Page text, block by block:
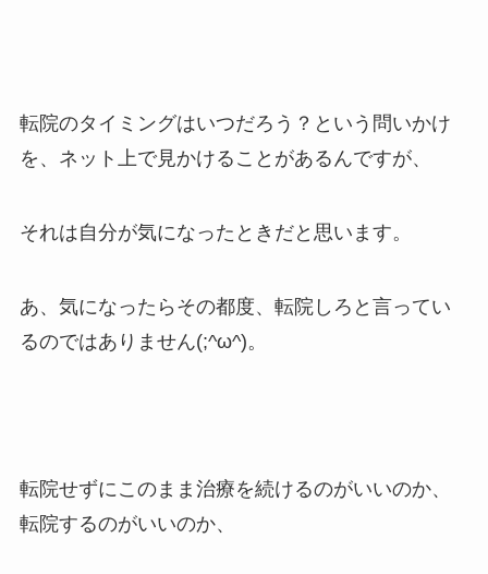
転院のタイミングはいつだろう？という問いかけ
を、ネット上で見かけることがあるんですが、
それは自分が気になったときだと思います。
あ、気になったらその都度、転院しろと言ってい
るのではありません(;^ω^)。
転院せずにこのまま治療を続けるのがいいのか、
転院するのがいいのか、